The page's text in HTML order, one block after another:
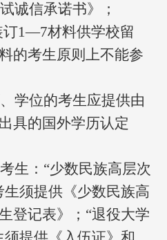
诚信承诺书》；
1—7材料供学校留
的考生原则上不能参
学位的考生应提供由
具的国外学历认定
生：“少数民族高层次
须提供《少数民族高
登记表》；“退役大学